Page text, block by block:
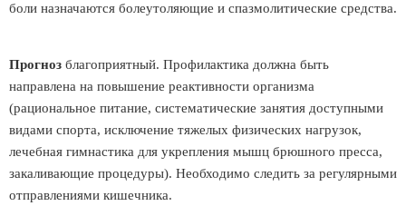
боли назначаются болеутоляющие и спазмолитические средства.
Прогноз благоприятный. Профилактика должна быть
направлена на повышение реактивности организма
(рациональное питание, систематические занятия доступными
видами спорта, исключение тяжелых физических нагрузок,
лечебная гимнастика для укрепления мышц брюшного пресса,
закаливающие процедуры). Необходимо следить за регулярными
отправлениями кишечника.